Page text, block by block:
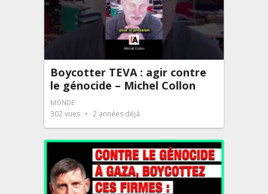
Boycotter TEVA : agir contre
le génocide – Michel Collon
MONDE
302vues 2 années déjà